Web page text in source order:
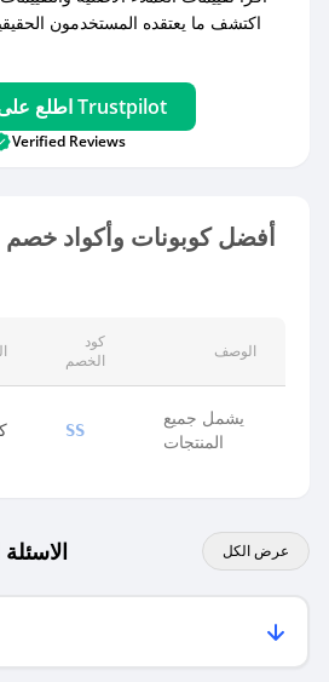
اكتشف ما يعتقده المستخدمون
اطلع على آراء عملائنا على Trustpilot
Verified Reviews
أفضل كوبونات وأكواد خصم
كود
الخصم
الوصف
SS
يشمل جميع
المنتجات
عرض الكل